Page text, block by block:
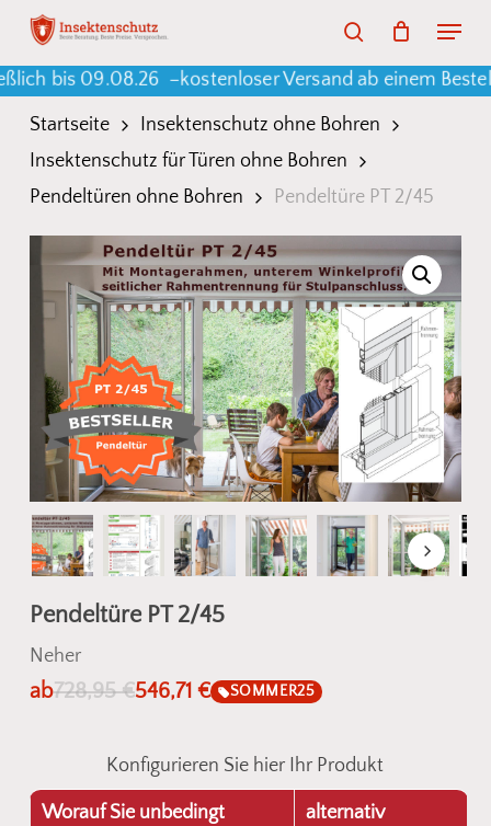
Skip
main
content
Menu
Cart
09.08.26 –kostenloser Versand ab einem Bestellwert
Startseite
Insektenschutz ohne Bohren
Insektenschutz für Türen ohne Bohren
Pendeltüren ohne Bohren
Pendeltüre PT 2/45
Pendeltüre PT 2/45
Neher
ab728,95€546,71 € SOMMER25
Konfigurieren Sie hier Ihr Produkt
Worauf Sie unbedingt
alternativ